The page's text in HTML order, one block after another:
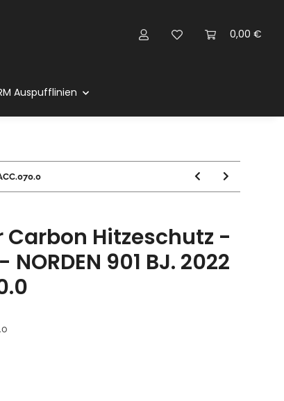
0,00 €
Auspufflinien
Hitzeschutz -
NORDEN 901 BJ. 2022